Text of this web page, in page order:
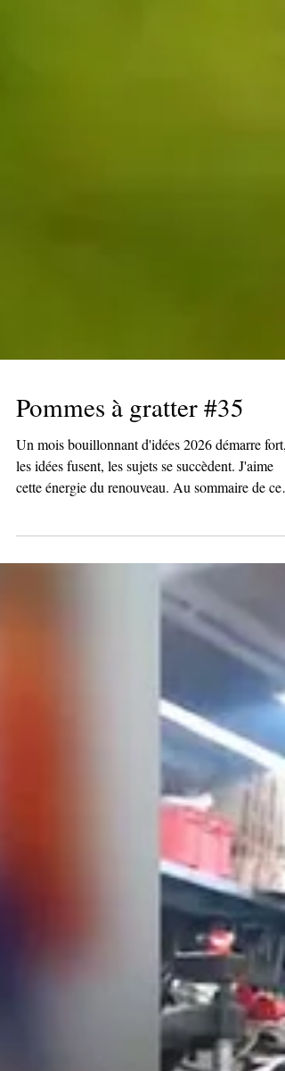
Pommes à gratter #35
Un mois bouillonnant d'idées 2026 démarre fort,
les idées fusent, les sujets se succèdent. J'aime
détour du côté de la science-fiction, l'une de mes
passions, et plus particulièrement de livres qui
nous montrent un monde nouveau et apaisé,
tellement désirable. Un Brouillon de futur sur la
durée de vie illimitée des produits et les
conséquences que cela peut avoir sur notre